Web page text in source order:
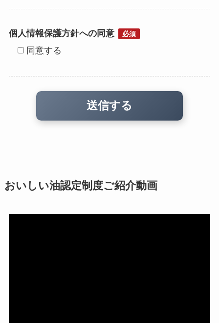
個人情報保護方針への同意 必須
同意する
おいしい油認定制度ご紹介動画